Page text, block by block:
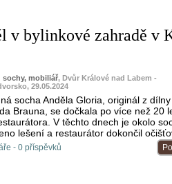
v bylinkové zahradě v
sochy, mobiliář, Dvůr Králové nad Labem -
29.05.2024
socha Anděla Gloria, originál z
Brauna, se dočkala po více než 20
V těchto dnech je okolo
lešení a restaurátor dokončil
- 0 příspěvků